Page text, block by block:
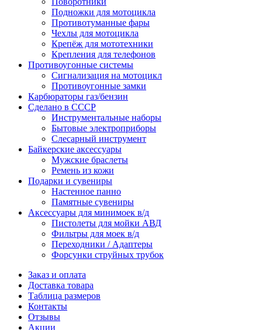
Подножки для мотоцикла
Противотуманные фары
Чехлы для мотоцикла
Крепёж для мототехники
Крепления для телефонов
Противоугонные системы
Сигнализация на мотоцикл
Противоугонные замки
Карбюраторы газ/бензин
Сделано в СССР
Инструментальные наборы
Бытовые электроприборы
Слесарный инструмент
Байкерские аксессуары
Мужские браслеты
Ремень из кожи
Подарки и сувениры
Настенное панно
Памятные сувениры
Аксессуары для минимоек в/д
Пистолеты для мойки АВД
Фильтры для моек в/д
Переходники / Адаптеры
Форсунки струйных трубок
Заказ и оплата
Доставка товара
Таблица размеров
Контакты
Отзывы
Акции